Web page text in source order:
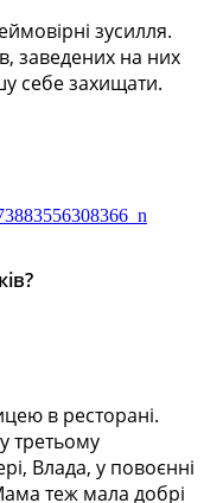
зусилля.
заведених на них
себе захищати.
в ресторані.
третьому
Влада, у повоєнні
теж мала добрі